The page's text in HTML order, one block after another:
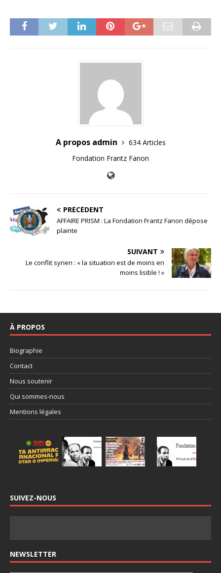
A propos admin
634 Articles
Fondation Frantz Fanon
PRÉCÉDENT
AFFAIRE PRISM : La Fondation Frantz Fanon dépose
plainte
SUIVANT
Le conflit syrien : « la situation est de moins en
moins lisible ! »
À PROPOS
Biographie
Contact
Nous soutenir
Qui sommes-nous
Mentions légales
SUIVEZ-NOUS
NEWSLETTER